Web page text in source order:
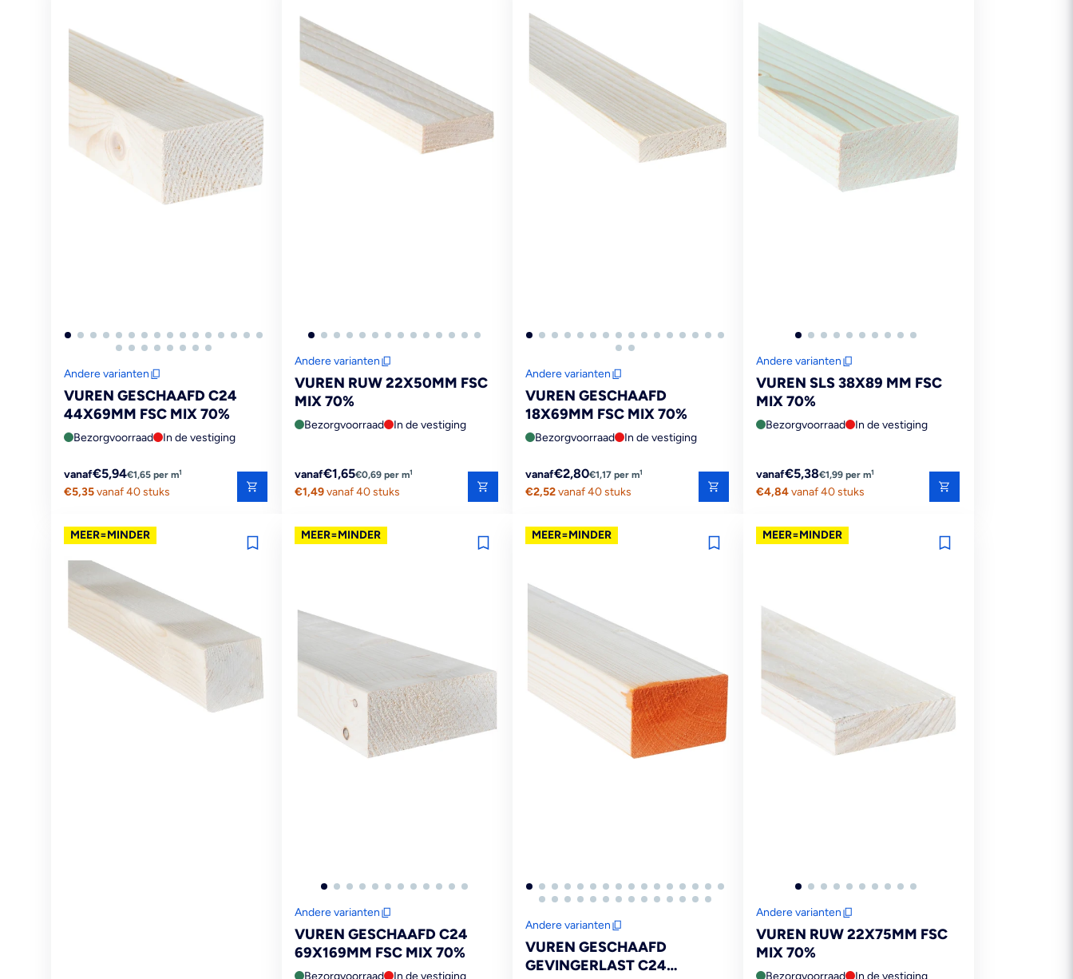
Andere varianten
VUREN GESCHAAFD C24
44X69MM FSC MIX 70%
Bezorgvoorraad In de vestiging
Reguliere
prijs
vanaf€5,94€1,65 per m1
€5,35vanaf 40 stuks
Andere varianten
VUREN RUW 22X50MM FSC
MIX 70%
Bezorgvoorraad In de vestiging
Reguliere
prijs
vanaf€1,65€0,69 per m1
€1,49vanaf 40 stuks
Andere varianten
VUREN GESCHAAFD
18X69MM FSC MIX 70%
Bezorgvoorraad In de vestiging
Reguliere
prijs
vanaf€2,80€1,17 per m1
€2,52vanaf 40 stuks
Andere varianten
VUREN SLS 38X89 MM FSC
MIX 70%
Bezorgvoorraad In de vestiging
Reguliere
prijs
vanaf€5,38€1,99 per m1
€4,84vanaf 40 stuks
MEER=MINDER MEER=MINDER
Andere varianten
VUREN GESCHAAFD C24
69X169MM FSC MIX 70%
Bezorgvoorraad In de vestiging
MEER=MINDER
Andere varianten
VUREN GESCHAAFD
GEVINGERLAST C24
MEER=MINDER
Andere varianten
VUREN RUW 22X75MM FSC
MIX 70%
Bezorgvoorraad In de vestiging